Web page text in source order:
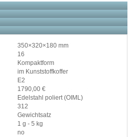
350×320×180 mm
16
Kompaktform
im Kunststoffkoffer
E2
1790,00 €
Edelstahl poliert (OIML)
312
Gewichtsatz
1 g - 5 kg
no